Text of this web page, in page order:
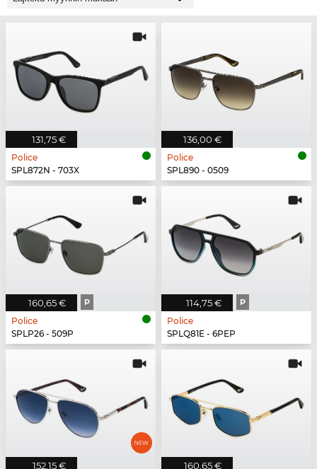
131,75 €
Police
SPL872N - 703X
136,00 €
Police
SPL890 - 0509
160,65 € P
Police
SPLP26 - 509P
114,75 € P
Police
SPLQ81E - 6PEP
152,15 € 160,65 €